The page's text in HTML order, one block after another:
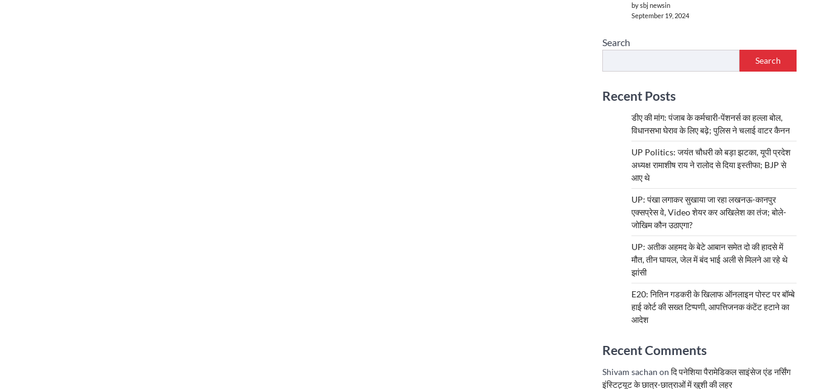
by sbj newsin
September 19, 2024
Search
Search
Recent Posts
डीए की मांग: पंजाब के कर्मचारी-पेंशनर्स का हल्ला बोल,
विधानसभा घेराव के लिए बढ़े; पुलिस ने चलाई वाटर कैनन
UP Politics: जयंत चौधरी को बड़ा झटका, यूपी प्रदेश
अध्यक्ष रामाशीष राय ने रालोद से दिया इस्तीफा; BJP से
आए थे
UP: पंखा लगाकर सुखाया जा रहा लखनऊ-कानपुर
एक्सप्रेस वे, Video शेयर कर अखिलेश का तंज; बोले-
जोखिम कौन उठाएगा?
UP: अतीक अहमद के बेटे आबान समेत दो की हादसे में
मौत, तीन घायल, जेल में बंद भाई अली से मिलने आ रहे थे
झांसी
E20: नितिन गडकरी के खिलाफ ऑनलाइन पोस्ट पर बॉम्बे
हाई कोर्ट की सख्त टिप्पणी, आपत्तिजनक कंटेंट हटाने का
आदेश
Recent Comments
Shivam sachan on दि पनेशिया पैरामेडिकल साइंसेज एंड नर्सिंग
इंस्टिट्यूट के छात्र-छात्राओं में खुशी की लहर